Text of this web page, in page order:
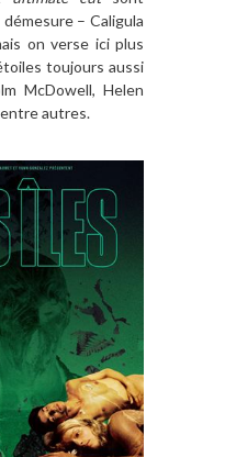
– Caligula
on verse ici plus
toujours aussi
McDowell, Helen
autres.